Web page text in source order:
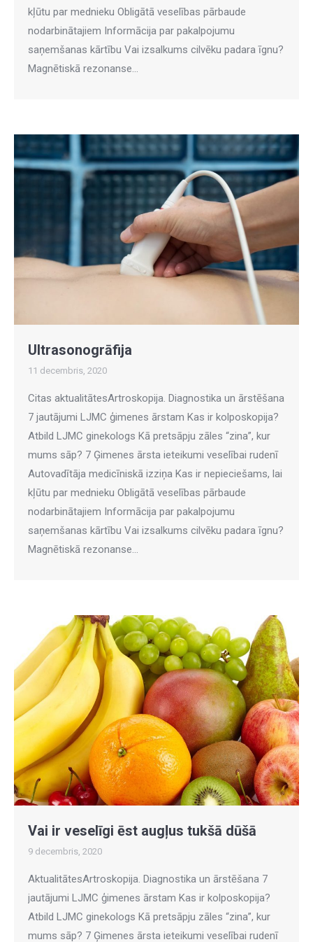
kļūtu par mednieku Obligātā veselības pārbaude
nodarbinātajiem Informācija par pakalpojumu
saņemšanas kārtību Vai izsalkums cilvēku padara īgnu?
Magnētiskā rezonanse…
Ultrasonogrāfija
11 decembris, 2020
Citas aktualitātesArtroskopija. Diagnostika un ārstēšana
7 jautājumi LJMC ģimenes ārstam Kas ir kolposkopija?
Atbild LJMC ginekologs Kā pretsāpju zāles “zina”, kur
mums sāp? 7 Ģimenes ārsta ieteikumi veselībai rudenī
Autovadītāja medicīniskā izziņa Kas ir nepieciešams, lai
kļūtu par mednieku Obligātā veselības pārbaude
nodarbinātajiem Informācija par pakalpojumu
saņemšanas kārtību Vai izsalkums cilvēku padara īgnu?
Magnētiskā rezonanse…
Vai ir veselīgi ēst augļus tukšā dūšā
9 decembris, 2020
AktualitātesArtroskopija. Diagnostika un ārstēšana 7
jautājumi LJMC ģimenes ārstam Kas ir kolposkopija?
Atbild LJMC ginekologs Kā pretsāpju zāles “zina”, kur
mums sāp? 7 Ģimenes ārsta ieteikumi veselībai rudenī